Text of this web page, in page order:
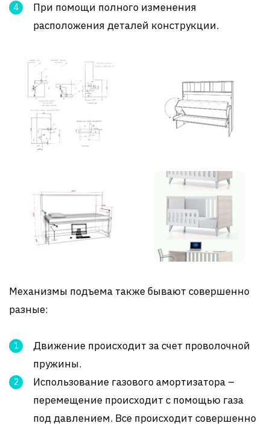
При помощи полного изменения
расположения деталей конструкции.
Механизмы подъема также бывают совершенно
разные:
Движение происходит за счет проволочной
пружины.
Использование газового амортизатора –
перемещение происходит с помощью газа
под давлением. Все происходит совершенно